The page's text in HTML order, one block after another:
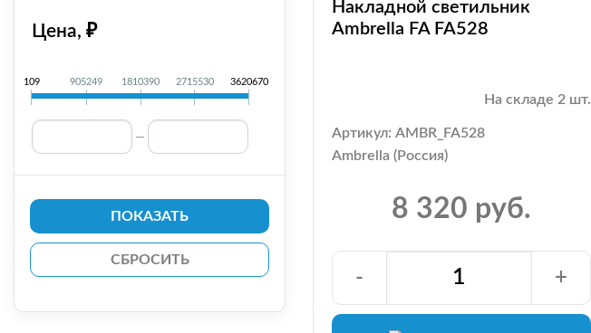
Цена, ₽
109 905249 1810390 2715530 3620670
ПОКАЗАТЬ
Накладной светильник
Ambrella FA FA528
На складе 2 шт.
Артикул: AMBR_FA528
Ambrella (Россия)
8 320 руб.
- +